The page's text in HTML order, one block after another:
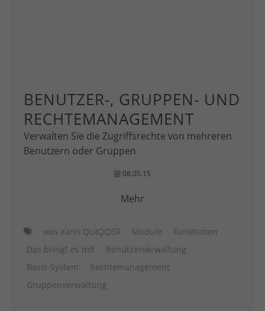
BENUTZER-, GRUPPEN- UND
RECHTEMANAGEMENT
Verwalten Sie die Zugriffsrechte von mehreren
Benutzern oder Gruppen
08.05.15
Mehr
was kann QUIQQER Module
Funktionen
Das bringt es mit
Benutzerverwaltung
Basis-System
Rechtemanagement
Gruppenverwaltung